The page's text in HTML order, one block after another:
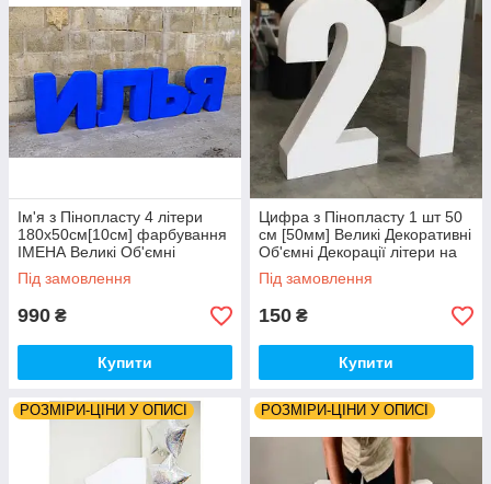
Ім'я з Пінопласту 4 літери
180х50см[10см] фарбування
ІМЕНА Великі Об'ємні
Декорації на фотосесію
Під замовлення
990 ₴
Купити
Цифра з Пінопласту 1 шт 50
см [50мм] Великі Декоративні
Об'ємні Декорації літери на
весілля слова з пінопласту
Під замовлення
150 ₴
Купити
РОЗМІРИ-ЦІНИ У ОПИСІ РОЗМІРИ-ЦІНИ У ОПИСІ